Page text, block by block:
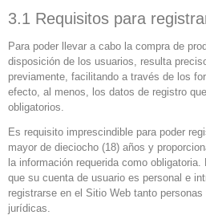
3.1 Requisitos para
Para poder llevar a cabo la compra de
disposición de los usuarios, resulta
previamente, facilitando a través de los
efecto, al menos, los datos de registro
obligatorios.
Es requisito imprescindible para poder
mayor de dieciocho (18) años y
la información requerida como
que su cuenta de usuario es personal e
registrarse en el Sitio Web tanto
jurídicas.